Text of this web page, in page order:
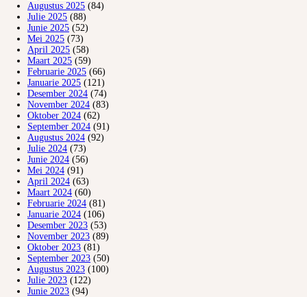
Augustus 2025 (84)
Julie 2025 (88)
Junie 2025 (52)
Mei 2025 (73)
April 2025 (58)
Maart 2025 (59)
Februarie 2025 (66)
Januarie 2025 (121)
Desember 2024 (74)
November 2024 (83)
Oktober 2024 (62)
September 2024 (91)
Augustus 2024 (92)
Julie 2024 (73)
Junie 2024 (56)
Mei 2024 (91)
April 2024 (63)
Maart 2024 (60)
Februarie 2024 (81)
Januarie 2024 (106)
Desember 2023 (53)
November 2023 (89)
Oktober 2023 (81)
September 2023 (50)
Augustus 2023 (100)
Julie 2023 (122)
Junie 2023 (94)